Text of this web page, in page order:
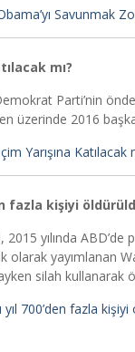
Savunmak
mı?
Parti’nin
üzerinde 2016
Yarışına Katılacak
fazla kişiyi
yılında
olarak yayımlanan
silah kullanarak
700’den fazla kişiyi